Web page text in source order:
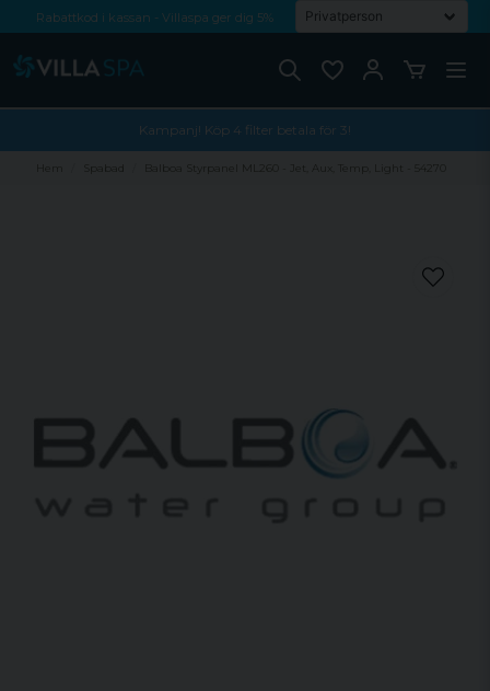
Rabattkod i kassan - Villaspa ger dig 5%
Kampanj! Köp 4 filter betala för 3!
Hem Spabad Balboa Styrpanel ML260 - Jet, Aux, Temp, Light - 54270